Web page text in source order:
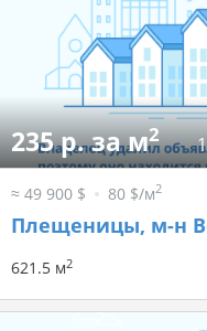
235 р. за м2
≈ 49 900 $ 80 $/м2
Плещеницы, м-н
621.5 м2